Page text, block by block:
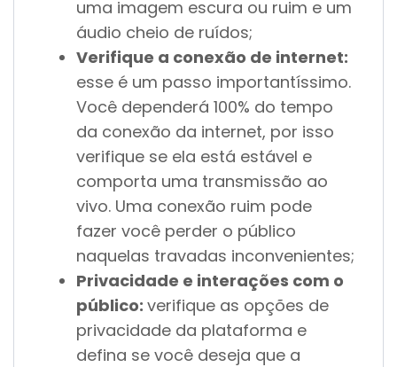
uma imagem escura ou ruim e um
áudio cheio de ruídos;
Verifique a conexão de internet:
esse é um passo importantíssimo.
Você dependerá 100% do tempo
da conexão da internet, por isso
verifique se ela está estável e
comporta uma transmissão ao
vivo. Uma conexão ruim pode
fazer você perder o público
naquelas travadas inconvenientes;
Privacidade e interações com o
público: verifique as opções de
privacidade da plataforma e
defina se você deseja que a